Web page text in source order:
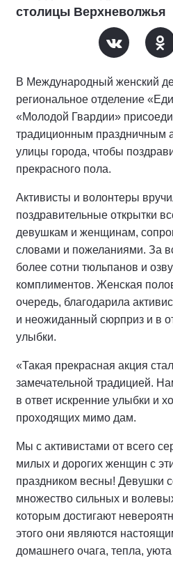
столицы Верхневолжья
В Международный женский
региональное отделение
«Молодой Гвардии»
традиционным праздничным
улицы города, чтобы
прекрасного пола.
Активисты и волонтеры
поздравительные открытки
девушкам и женщинам,
словами и пожеланиями. За
более сотни тюльпанов и
комплиментов. Женская
очередь, благодарила
и неожиданный сюрприз и в
улыбки.
«Такая прекрасная акция
замечательной традицией.
в ответ искренние улыбки и
проходящих мимо дам.
Мы с активистами от всего
милых и дорогих женщин с
праздником весны! Девушки
множество сильных и
которым достигают
этого они являются
домашнего очага, тепла,